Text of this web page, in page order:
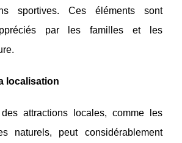
sportives. Ces éléments sont
par les familles et les
localisation
attractions locales, comme les
naturels, peut considérablement